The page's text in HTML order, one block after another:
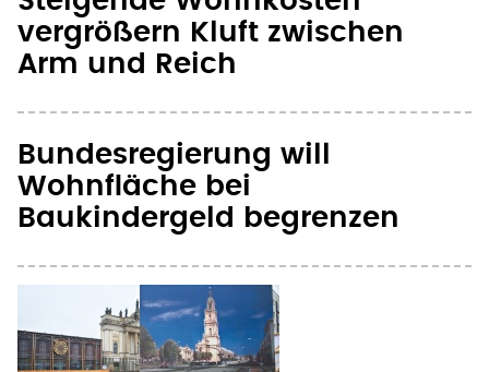
Bundesregierung will
Baukindergeld begrenzen